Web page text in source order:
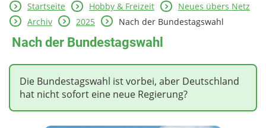
Spiel & Spaß
Mitreden & Mitmachen
Startseite Hobby & Freizeit
Neues übers Netz
Archiv
2025 Nach der Bundestagswahl
Nach der Bundestagswahl
Die Bundestagswahl ist vorbei, aber Deutschland
hat nicht sofort eine neue Regierung?